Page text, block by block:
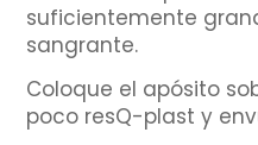
suficientemente
sangrante.
Coloque el apósito
poco resQ-plast y